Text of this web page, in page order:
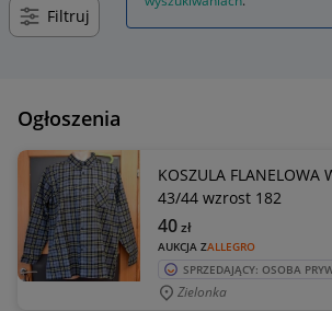
Filtruj
Ogłoszenia
KOSZULA FLANELOWA
43/44 wzrost 182
AUKCJA ZALLEGRO
40zł
SPRZEDAJĄCY: OSOBA
Zielonka